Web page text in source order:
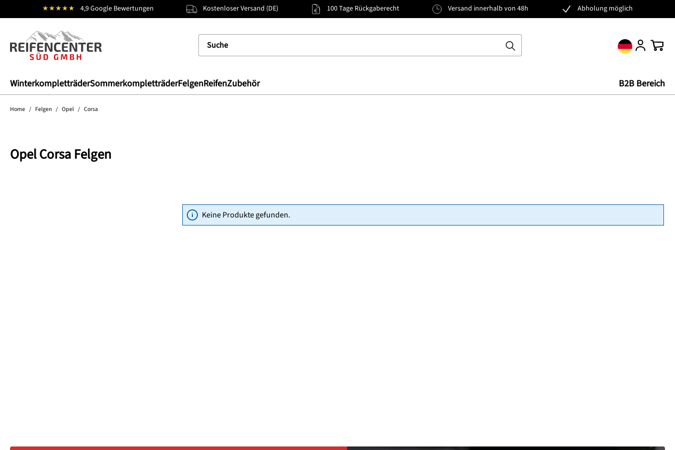
Zur Hauptnavigation springen
★★★★★ 4,9 Google Bewertungen Kostenloser Versand (DE) 100 Tage Rückgaberecht Versand innerhalb von 48h Abholung möglich
WinterkompletträderSommerkompletträderFelgenReifenZubehör B2B Bereich
Home / Felgen / Opel / Corsa
Opel Corsa Felgen
Keine Produkte gefunden.